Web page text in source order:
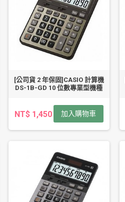
[公司貨 2 年保固]CASIO 計算機
DS-1B-GD 10 位數專業型機種
NT$ 1,450 加入購物車